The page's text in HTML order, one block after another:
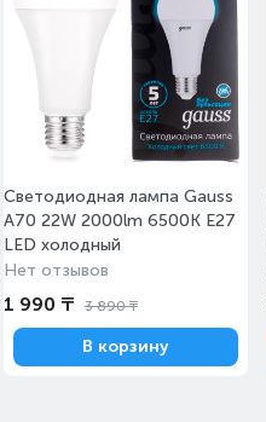
Светодиодная лампа Gauss
A70 22W 2000lm 6500K E27
LED холодный
Нет отзывов
1 990 ₸ 3 890 ₸
В корзину